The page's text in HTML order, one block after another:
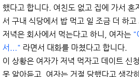
했다고 합니다. 여친도 없고 집에 가서 혼
서 구내 식당에서 밥 먹고 일 조금 더 하고
저녁은 회사에서 먹는다고 하니, 여자는 "
서..." 라면서 대화를 마쳤다고 합니다.
이 상황은 여자가 저녁 먹자고 데이트 신
못 알아듣고, 여자는 거절 당했다고 생각